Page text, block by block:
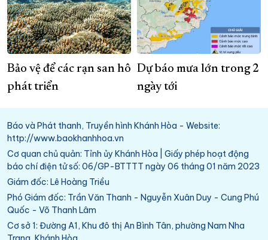
Bảo vệ để các rạn san hô
phát triển
Dự báo mưa lớn trong 2
ngày tới
Báo và Phát thanh, Truyền hình Khánh Hòa - Website:
http://www.baokhanhhoa.vn
Cơ quan chủ quản: Tỉnh ủy Khánh Hòa | Giấy phép hoạt động
báo chí điện tử số: 06/GP-BTTTT ngày 06 tháng 01 năm 2023
Giám đốc: Lê Hoàng Triều
Phó Giám đốc: Trần Văn Thanh - Nguyễn Xuân Duy - Cung Phú
Quốc - Võ Thanh Lâm
Cơ sở 1: Đường A1, Khu đô thị An Bình Tân, phường Nam Nha